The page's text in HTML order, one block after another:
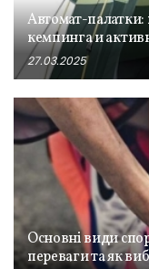
Автомат-
кемпинга и
27.03.2025
Основні види
переваги та як